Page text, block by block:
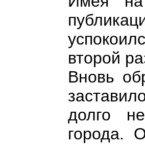
второй
Вновь
долго
города.